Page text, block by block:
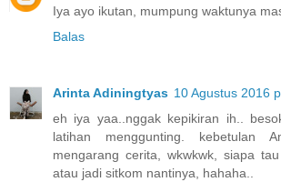
Iya ayo ikutan, mumpung waktunya
Balas
Arinta Adiningtyas 10 Agustus 2016
eh iya yaa..nggak kepikiran ih..
latihan menggunting. kebetulan
mengarang cerita, wkwkwk, siapa
atau jadi sitkom nantinya, hahaha..